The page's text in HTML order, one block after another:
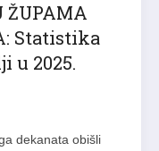
ŽUPAMA
Statistika
u 2025.
dekanata obišli